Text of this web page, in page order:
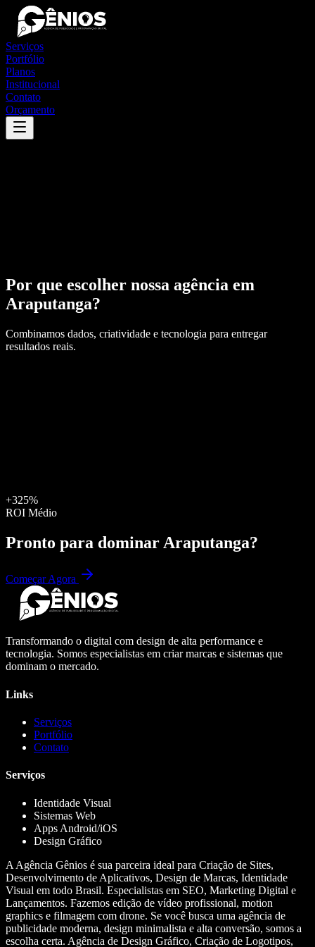
Serviços
Portfólio
Planos
Institucional
Contato
Orçamento
Por que escolher nossa agência em
Araputanga?
Combinamos dados, criatividade e tecnologia para entregar
resultados reais.
+325%
ROI Médio
Pronto para dominar Araputanga?
Começar Agora
Transformando o digital com design de alta performance e
tecnologia. Somos especialistas em criar marcas e sistemas que
dominam o mercado.
Links
Serviços
Portfólio
Contato
Serviços
Identidade Visual
Sistemas Web
Apps Android/iOS
Design Gráfico
A Agência Gênios é sua parceira ideal para Criação de Sites,
Desenvolvimento de Aplicativos, Design de Marcas, Identidade
Visual em todo Brasil. Especialistas em SEO, Marketing Digital e
Lançamentos. Fazemos edição de vídeo profissional, motion
graphics e filmagem com drone. Se você busca uma agência de
publicidade moderna, design minimalista e alta conversão, somos a
escolha certa. Agência de Design Gráfico, Criação de Logotipos,